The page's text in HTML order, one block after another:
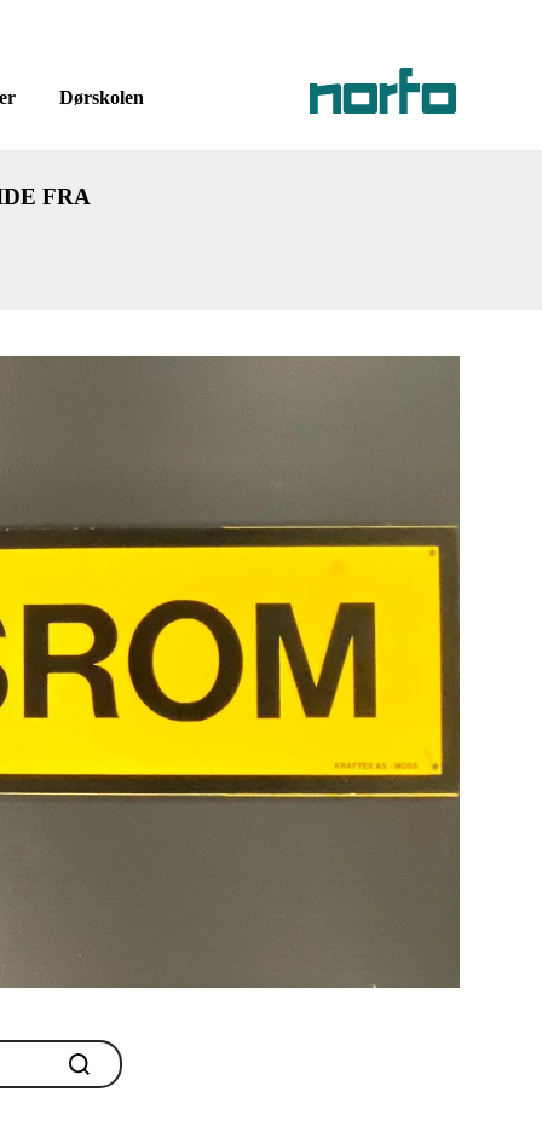
Dørskolen
FRA